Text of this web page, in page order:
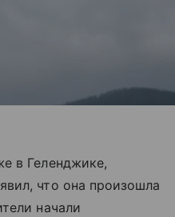
в Геленджике,
что она произошла
начали